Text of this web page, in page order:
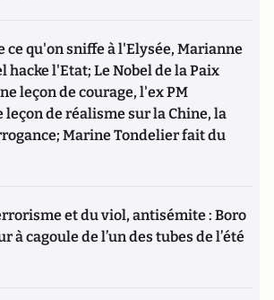
ce qu'on sniffe à l'Elysée, Marianne
hacke l'Etat; Le Nobel de la Paix
leçon de courage, l'ex PM
de réalisme sur la Chine, la
Marine Tondelier fait du
et du viol, antisémite : Boro
à cagoule de l’un des tubes de l’été